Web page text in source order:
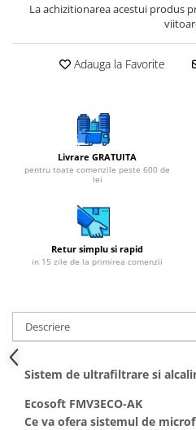
Cartuse In-Line
Cartuse diverse
Cartuse atipice
Sisteme de filtrare
Microfiltrare
Ultrafiltrare
Osmoza inversa
Sisteme fara pompa de presiune
Sisteme cu flux direct
Sisteme profesionale
Statii automate
ECOMIX
Deferizare cu Pyrolox
La achizitionarea acestui produs
Adauga la Favorite
Livrare GRATUITA
pentru toate comenzile peste 600 de
lei
Retur simplu si rapid
in 15 zile de la primirea comenzii
Descriere
Sistem de ultrafiltrare si
Ecosoft FMV3ECO-AK
Ce va ofera sistemul de